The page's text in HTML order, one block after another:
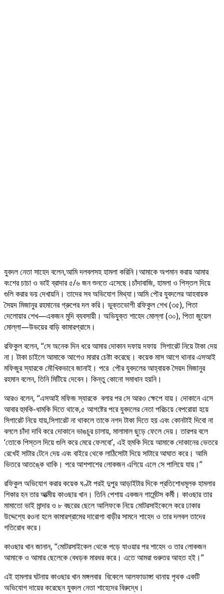
যুবদল নেতা সাহেদ বলেন,আমি দলবলসহ হামলা করিনি।আমাকে অপমান করায় আমার
বংশের চাচা ও ভাই ব্রাদার ৫/৬ জন শুনতে এসেছে।চাঁদাবাজি, হামলা ও পিস্তল দিয়ে
গুলি করার ভয় দেখায়নি। তাদের সব অভিযোগ মিথ্যা।আমি পৌর যুবদলের আহবায়ক
সৈয়দ মিজানুর রহমানের গ্রুপের দল করি। ভুক্তভোগী রফিকুল শেখ (৩৫), পিতা
দেলোয়ার শেখ—একজন মুদি ব্যবসায়ী। অভিযুক্ত শাহেদ মোল্লা (৩০), পিতা জুয়েল
মোল্লা—উভয়ের বাড়ি কামারগ্রামে।
রফিকুল বলেন, “সে অনেক দিন ধরে আমার দোকান দফায় দফায় সিগারেট নিয়ে টাকা দেয়
না। টাকা চাইলে আমাকে আগেও মারার চেষ্টা করেছে। কয়েক মাস আগে থানার এসআই
মফিজুর স্যারকে মৌখিকভাবে জানাই। পরে পৌর যুবদলের আহ্বায়ক সৈয়দ মিজানুর
রহমান বলেন, তিনি মিটিয়ে দেবেন। কিন্তু কোনো সমাধান হয়নি।
আরও বলেন, “এসআই মফিজ স্যারকে বলার পর সে আরও ক্ষেপে যায়। দোকানে এসে
আবার হুমকি-ধামকি দিতে থাকে,৫ আগষ্টের পরে যুবদলের নেতা পরিচয়ে বেপরোয়া হয়ে
সিগারেট নিয়ে যায়,সিগারেট না থাকলে তাকে নগদ টাকা দিতে হয় এবং কোনটাই দিবো না
বললে চাঁদা দাবি করে দোকানে ভাঙচুর চালায়, মালামাল ছুড়ে ফেলে দেয়। তারপর বলে
‘তোকে পিস্তল দিয়ে গুলি করে মেরে ফেলবো’, এই হুমকি দিয়ে আমাকে দোকানের ভেতরে
রেখেই সাটার টেনে দেয় এবং বাইরে থেকে লাঠিসোটা দিয়ে সাটারে আঘাত করে। আমি
ভিতরে আতঙ্কে থাকি। পরে আশপাশের লোকজন এগিয়ে এলে সে পালিয়ে যায়।”
রফিকুল অভিযোগ করার কয়েক ঘণ্টা পরই দুপুর আড়াইটার দিকে প্রতিশোধমূলক হামলার
শিকার হন তার আত্মীয় কাওছার খান। তিনি পেশায় একজন গার্মেন্টস কর্মী। কাওছার তার
মামাতো ভাই মান্দার ও ৮ বছরের ছেলে আলিফকে নিয়ে মোটরসাইকেলে করে ঢাকার
উদ্দেশ্যে রওনা হলে কামারগ্রামের দারোগা বাড়ীর সামনে শাহেদ ও তার দলবল তাদের
গতিরোধ করে।
কাওছার খান জানান, “মোটরসাইকেল থেকে পড়ে যাওয়ার পর শাহেদ ও তার লোকজন
আমাকে ও আমার ছেলেকে বেধড়ক মারধর করে। এতে আমরা গুরুতর আহত হই।”
এই হামলার ঘটনায় কাওছার খান মঙ্গলবার বিকেলে আলফাডাঙ্গা থানায় পৃথক একটি
অভিযোগ দায়ের করেছেন যুবদল নেতা শাহেদের বিরুদ্ধে।